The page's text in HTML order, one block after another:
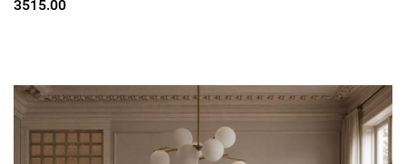
3515.00